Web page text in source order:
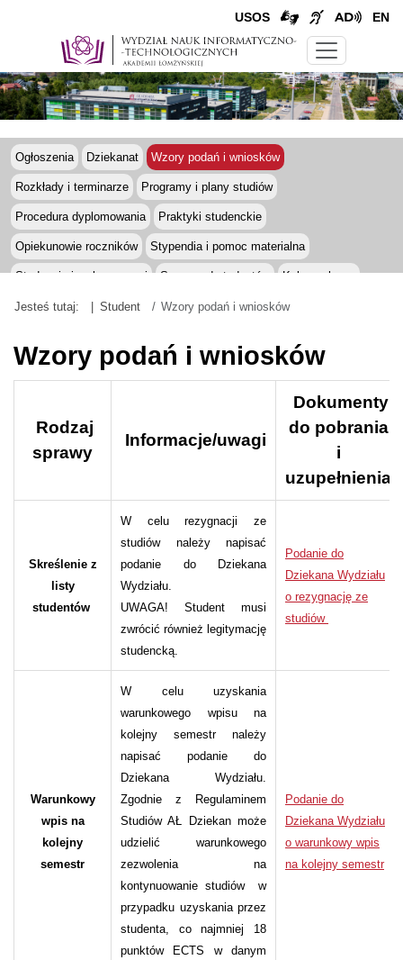
USOS EN
Ogłoszenia Dziekanat Wzory podań i wniosków
Rozkłady i terminarze Programy i plany studiów
Procedura dyplomowania Praktyki studenckie
Opiekunowie roczników Stypendia i pomoc materialna
Studenci niepełnosprawni Samorząd studentów Koła naukowe
Erasmus+ Regulamin studiów Opłaty za studia
Jesteś tutaj: Student Wzory podań i wniosków
Wzory podań i wniosków
Rodzaj
sprawy
Informacje/uwagi
Dokumenty
do pobrania
i
uzupełnienia
Skreślenie z
listy
studentów
W celu rezygnacji ze
studiów należy napisać
podanie do Dziekana
Wydziału.
UWAGA! Student musi
zwrócić również legitymację
studencką.
Podanie do
Dziekana Wydziału
o rezygnację ze
studiów
Warunkowy
wpis na
kolejny
semestr
W celu uzyskania
warunkowego wpisu na
kolejny semestr należy
napisać podanie do
Dziekana Wydziału.
Zgodnie z Regulaminem
Studiów AŁ Dziekan może
udzielić warunkowego
zezwolenia na
kontynuowanie studiów w
przypadku uzyskania przez
studenta, co najmniej 18
punktów ECTS w danym
Podanie do
Dziekana Wydziału
o warunkowy wpis
na kolejny semestr